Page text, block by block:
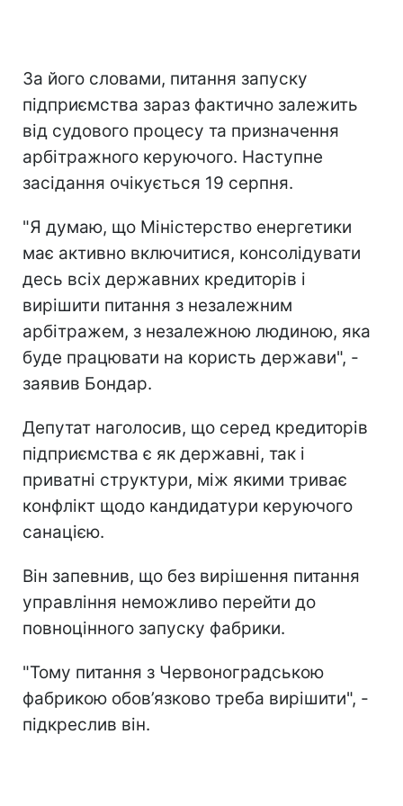
За його словами, питання запуску
підприємства зараз фактично залежить
від судового процесу та призначення
арбітражного керуючого. Наступне
засідання очікується 19 серпня.
"Я думаю, що Міністерство енергетики
має активно включитися, консолідувати
десь всіх державних кредиторів і
вирішити питання з незалежним
арбітражем, з незалежною людиною, яка
буде працювати на користь держави", -
заявив Бондар.
Депутат наголосив, що серед кредиторів
підприємства є як державні, так і
приватні структури, між якими триває
конфлікт щодо кандидатури керуючого
санацією.
Він запевнив, що без вирішення питання
управління неможливо перейти до
повноцінного запуску фабрики.
"Тому питання з Червоноградською
фабрикою обов’язково треба вирішити", -
підкреслив він.